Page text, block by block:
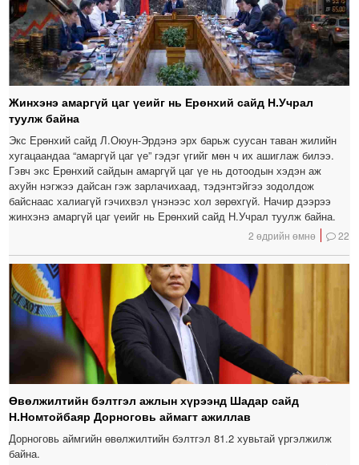
Жинхэнэ амаргүй цаг үеийг нь Ерөнхий сайд Н.Учрал
туулж байна
Экс Ерөнхий сайд Л.Оюун-Эрдэнэ эрх барьж суусан таван жилийн
хугацаандаа “амаргүй цаг үе” гэдэг үгийг мөн ч их ашиглаж билээ.
Гэвч экс Ерөнхий сайдын амаргүй цаг үе нь дотоодын хэдэн аж
ахуйн нэгжээ дайсан гэж зарлачихаад, тэдэнтэйгээ зодолдож
байснаас халиагүй гэчихвэл үнэнээс хол зөрөхгүй. Начир дээрээ
жинхэнэ амаргүй цаг үеийг нь Ерөнхий сайд Н.Учрал туулж байна.
2 өдрийн өмнө 22
Өвөлжилтийн бэлтгэл ажлын хүрээнд Шадар сайд
Н.Номтойбаяр Дорноговь аймагт ажиллав
Дорноговь аймгийн өвөлжилтийн бэлтгэл 81.2 хувьтай үргэлжилж
байна.